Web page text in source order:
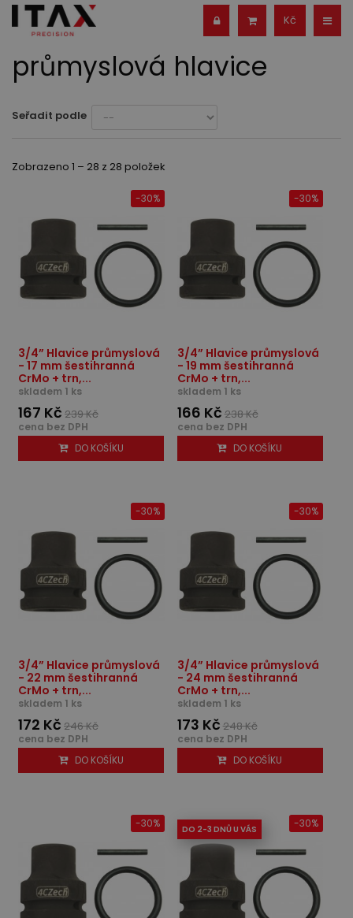
Kč
průmyslová hlavice
Seřadit podle
Zobrazeno 1 – 28 z 28 položek
3/4” Hlavice průmyslová
- 17 mm šestihranná
CrMo + trn,...
skladem 1 ks
167 Kč 239 Kč
-30%
cena bez DPH
DO KOŠÍKU
3/4” Hlavice průmyslová
- 19 mm šestihranná
CrMo + trn,...
skladem 1 ks
166 Kč 238 Kč
-30%
cena bez DPH
DO KOŠÍKU
3/4” Hlavice průmyslová
- 22 mm šestihranná
CrMo + trn,...
skladem 1 ks
172 Kč 246 Kč
-30%
cena bez DPH
DO KOŠÍKU
3/4” Hlavice průmyslová
- 24 mm šestihranná
CrMo + trn,...
skladem 1 ks
173 Kč 248 Kč
-30%
cena bez DPH
DO KOŠÍKU
-30% DO 2-3 DNŮ U VÁS -30%